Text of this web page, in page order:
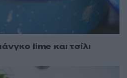
lime και τσίλι